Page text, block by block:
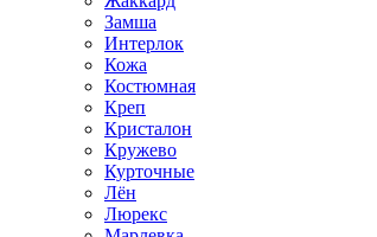
Замша
Интерлок
Кожа
Костюмная
Креп
Кристалон
Кружево
Курточные
Лён
Люрекс